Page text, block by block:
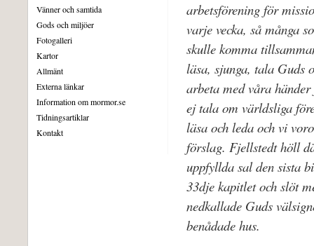
Vänner och samtida
Gods och miljöer
Fotogalleri
Kartor
Allmänt
Externa länkar
Information om mormor.se
Tidningsartiklar
Kontakt
arbetsförening för
varje vecka, så många
skulle komma
läsa, sjunga, tala Guds
arbeta med våra
ej tala om världsliga
läsa och leda och vi
förslag. Fjellstedt höll
uppfyllda sal den sista
33dje kapitlet och slöt
nedkallade Guds
benådade hus.